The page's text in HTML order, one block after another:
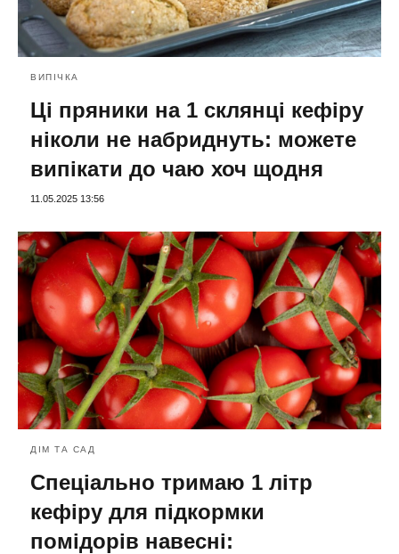
ВИПІЧКА
Ці пряники на 1 склянці кефіру
ніколи не набриднуть: можете
випікати до чаю хоч щодня
11.05.2025 13:56
ДІМ ТА САД
Спеціально тримаю 1 літр
кефіру для підкормки
помідорів навесні: